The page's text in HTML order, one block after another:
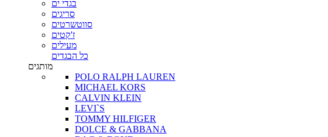
בגדי ים
סריגים
סווטשרטים
ז'קטים
מעילים
כל הבגדים
מותגים
POLO RALPH LAUREN
MICHAEL KORS
CALVIN KLEIN
LEVI`S
TOMMY HILFIGER
DOLCE & GABBANA